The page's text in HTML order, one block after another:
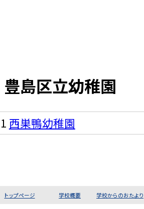
豊島区立幼稚園
1 西巣鴨幼稚園
トップページ 学校概要 学校からのおたより